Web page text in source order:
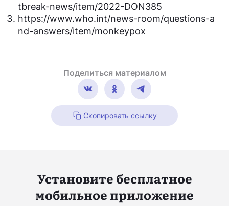
tbreak-news/item/2022-DON385
https://www.who.int/news-room/questions-a
nd-answers/item/monkeypox
Поделиться материалом
Скопировать ссылку
Установите бесплатное
мобильное приложение